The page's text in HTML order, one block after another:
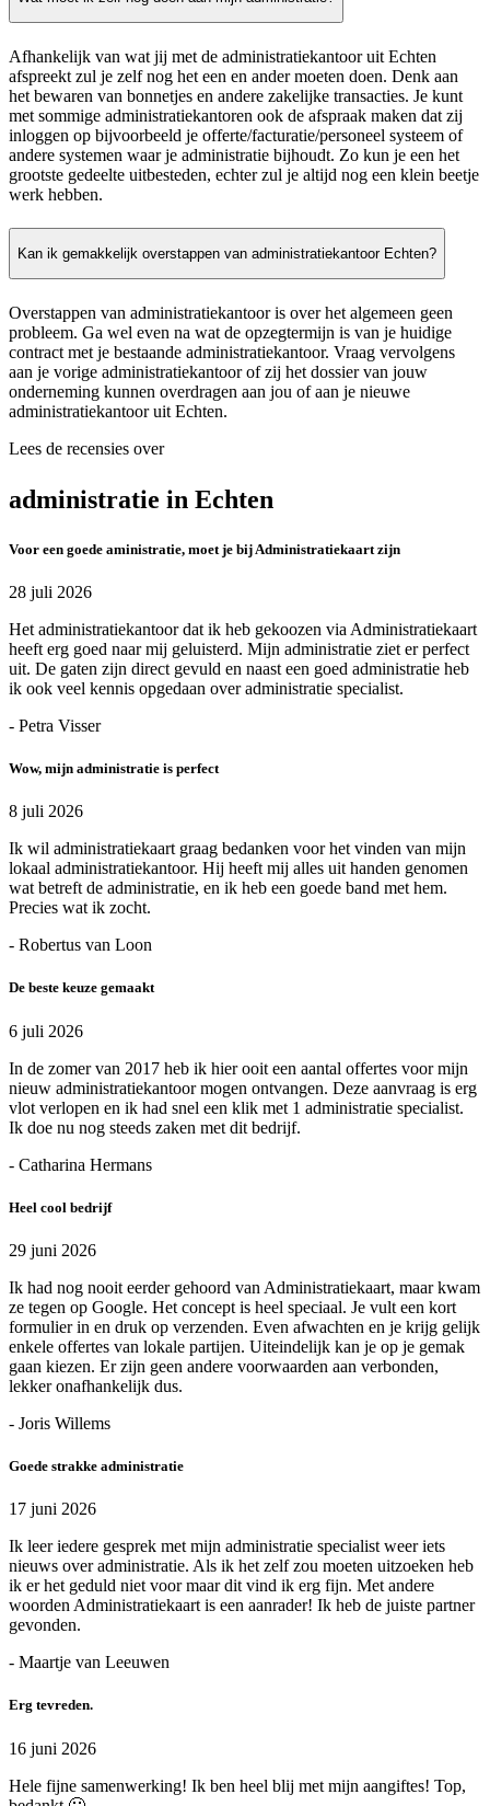
Afhankelijk van wat jij met de administratiekantoor uit Echten
afspreekt zul je zelf nog het een en ander moeten doen. Denk aan
het bewaren van bonnetjes en andere zakelijke transacties. Je kunt
met sommige administratiekantoren ook de afspraak maken dat zij
inloggen op bijvoorbeeld je offerte/facturatie/personeel systeem of
andere systemen waar je administratie bijhoudt. Zo kun je een het
grootste gedeelte uitbesteden, echter zul je altijd nog een klein beetje
werk hebben.
Kan ik gemakkelijk overstappen van administratiekantoor Echten?
Overstappen van administratiekantoor is over het algemeen geen
probleem. Ga wel even na wat de opzegtermijn is van je huidige
contract met je bestaande administratiekantoor. Vraag vervolgens
aan je vorige administratiekantoor of zij het dossier van jouw
onderneming kunnen overdragen aan jou of aan je nieuwe
administratiekantoor uit Echten.
Lees de recensies over
administratie in Echten
Voor een goede aministratie, moet je bij Administratiekaart zijn
28 juli 2026
Het administratiekantoor dat ik heb gekoozen via Administratiekaart
heeft erg goed naar mij geluisterd. Mijn administratie ziet er perfect
uit. De gaten zijn direct gevuld en naast een goed administratie heb
ik ook veel kennis opgedaan over administratie specialist.
- Petra Visser
Wow, mijn administratie is perfect
8 juli 2026
Ik wil administratiekaart graag bedanken voor het vinden van mijn
lokaal administratiekantoor. Hij heeft mij alles uit handen genomen
wat betreft de administratie, en ik heb een goede band met hem.
Precies wat ik zocht.
- Robertus van Loon
De beste keuze gemaakt
6 juli 2026
In de zomer van 2017 heb ik hier ooit een aantal offertes voor mijn
nieuw administratiekantoor mogen ontvangen. Deze aanvraag is erg
vlot verlopen en ik had snel een klik met 1 administratie specialist.
Ik doe nu nog steeds zaken met dit bedrijf.
- Catharina Hermans
Heel cool bedrijf
29 juni 2026
Ik had nog nooit eerder gehoord van Administratiekaart, maar kwam
ze tegen op Google. Het concept is heel speciaal. Je vult een kort
formulier in en druk op verzenden. Even afwachten en je krijg gelijk
enkele offertes van lokale partijen. Uiteindelijk kan je op je gemak
gaan kiezen. Er zijn geen andere voorwaarden aan verbonden,
lekker onafhankelijk dus.
- Joris Willems
Goede strakke administratie
17 juni 2026
Ik leer iedere gesprek met mijn administratie specialist weer iets
nieuws over administratie. Als ik het zelf zou moeten uitzoeken heb
ik er het geduld niet voor maar dit vind ik erg fijn. Met andere
woorden Administratiekaart is een aanrader! Ik heb de juiste partner
gevonden.
- Maartje van Leeuwen
Erg tevreden.
16 juni 2026
Hele fijne samenwerking! Ik ben heel blij met mijn aangiftes! Top,